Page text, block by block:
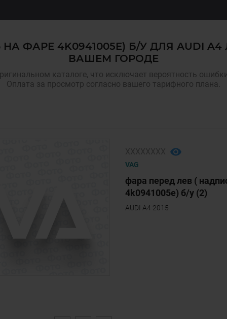
ФАРЕ 4K0941005E) Б/У ДЛЯ AUDI
ВАШЕМ ГОРОДЕ
каталоге, что исключает вероятность
Оплата за просмотр согласно вашего тарифного плана.
VAG
фара перед лев (
4k0941005e) б/у (2)
AUDI A4 2015